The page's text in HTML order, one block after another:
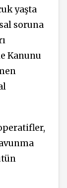
yaşta
soruna
Kanunu